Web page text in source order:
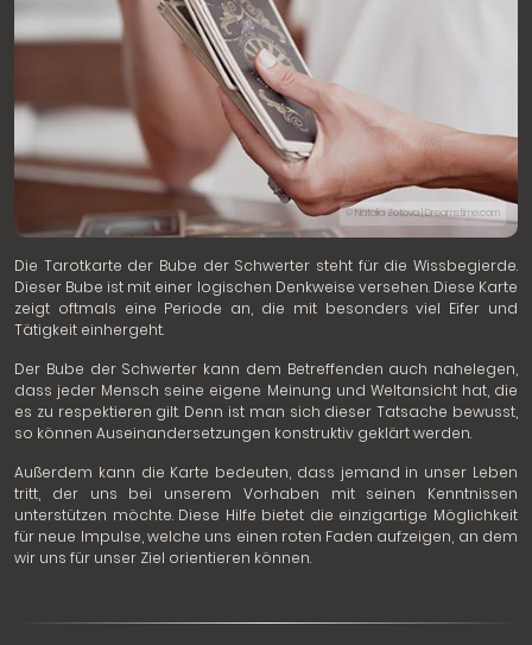
© Natalia Zotova | Dreamstime.com
Die Tarotkarte der Bube der Schwerter steht für die Wissbegierde.
Dieser Bube ist mit einer logischen Denkweise versehen. Diese Karte
zeigt oftmals eine Periode an, die mit besonders viel Eifer und
Tätigkeit einhergeht.
Der Bube der Schwerter kann dem Betreffenden auch nahelegen,
dass jeder Mensch seine eigene Meinung und Weltansicht hat, die
es zu respektieren gilt. Denn ist man sich dieser Tatsache bewusst,
so können Auseinandersetzungen konstruktiv geklärt werden.
Außerdem kann die Karte bedeuten, dass jemand in unser Leben
tritt, der uns bei unserem Vorhaben mit seinen Kenntnissen
unterstützen möchte. Diese Hilfe bietet die einzigartige Möglichkeit
für neue Impulse, welche uns einen roten Faden aufzeigen, an dem
wir uns für unser Ziel orientieren können.